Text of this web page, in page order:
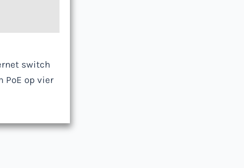
switch
PoE op vier